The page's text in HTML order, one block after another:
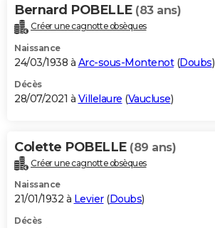
Bernard POBELLE (83 ans)
Créer une cagnotte obsèques
Naissance
24/03/1938 à Arc-sous-Montenot(Doubs)
Décès
28/07/2021 à Villelaure (Vaucluse)
Colette POBELLE (89 ans)
Créer une cagnotte obsèques
Naissance
21/01/1932 à Levier(Doubs)
Décès